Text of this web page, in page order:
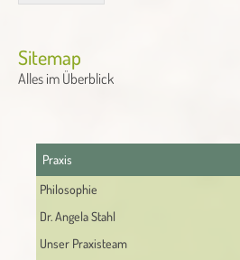
Sitemap
Alles im Überblick
Praxis
Philosophie
Dr. Angela Stahl
Unser Praxisteam